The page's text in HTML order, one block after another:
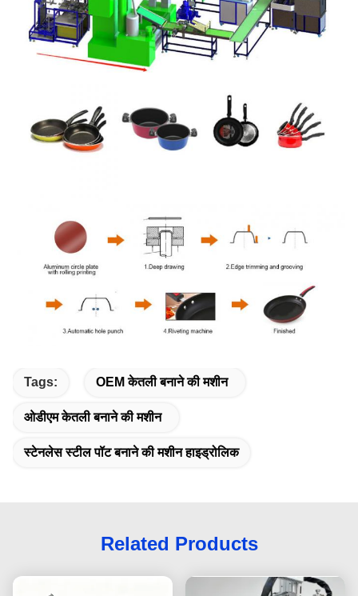
Tags: OEM केतली बनाने की मशीन
ओडीएम केतली बनाने की मशीन
स्टेनलेस स्टील पॉट बनाने की मशीन हाइड्रोलिक
Related Products